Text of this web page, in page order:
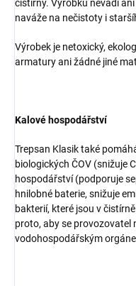
čistírny. Výrobku nevadí
naváže na nečistoty i
Výrobek je netoxický,
armatury ani žádné jiné
Kalové hospodářství
Trepsan Klasik také
biologických ČOV (snižuje
hospodářství (podporuje
hnilobné baterie, snižuje
bakterií, které jsou v
proto, aby se
vodohospodářským